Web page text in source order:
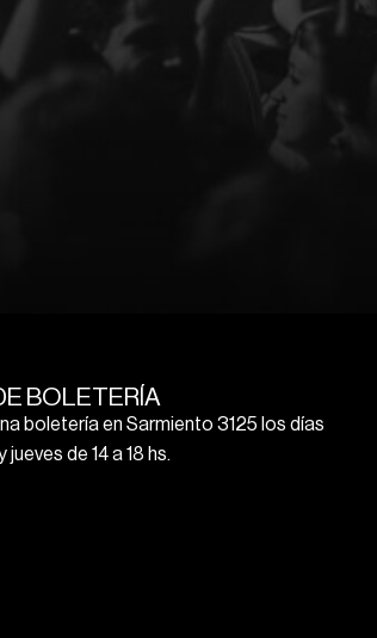
BOLETERÍA
boletería en Sarmiento 3125 los días
jueves de 14 a 18 hs.